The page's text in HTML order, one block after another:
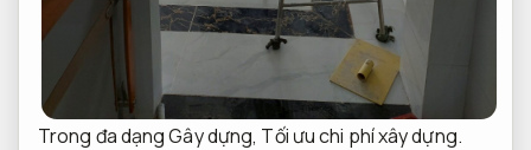
Trong đa dạng Gây dựng, Tối ưu chi phí xây dựng.